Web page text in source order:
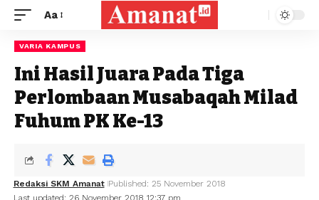
Aa
VARIA KAMPUS
Ini Hasil Juara Pada Tiga
Perlombaan Musabaqah Milad
Fuhum PK Ke-13
Last updated: 26 November 2018 12:37 pm
Redaksi SKM Amanat Published: 25 November 2018